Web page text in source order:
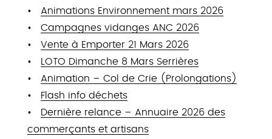
Animations Environnement mars 2026
Campagnes vidanges ANC 2026
Vente à Emporter 21 Mars 2026
LOTO Dimanche 8 Mars Serrières
Animation – Col de Crie (Prolongations)
Flash info déchets
Dernière relance – Annuaire 2026 des
commerçants et artisans